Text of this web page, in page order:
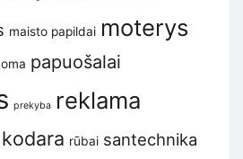
maisto papildai moterys
papuošalai
prekyba reklama
rūbai santechnika